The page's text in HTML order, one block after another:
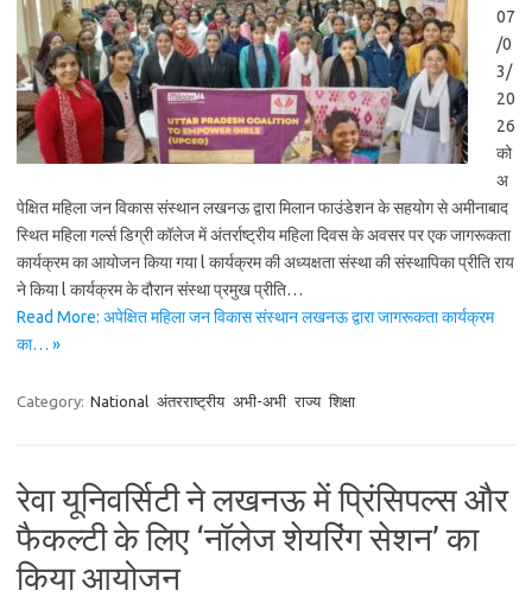
07
/0
3/
20
26
को
अ
पेक्षित महिला जन विकास संस्थान लखनऊ द्वारा मिलान फाउंडेशन के सहयोग से अमीनाबाद
स्थित महिला गर्ल्स डिग्री कॉलेज में अंतर्राष्ट्रीय महिला दिवस के अवसर पर एक जागरूकता
कार्यक्रम का आयोजन किया गया l कार्यक्रम की अध्यक्षता संस्था की संस्थापिका प्रीति राय
ने किया l कार्यक्रम के दौरान संस्था प्रमुख प्रीति…
Read More: अपेक्षित महिला जन विकास संस्थान लखनऊ द्वारा जागरूकता कार्यक्रम
का… »
Category: National अंतरराष्ट्रीय अभी-अभी राज्य शिक्षा
रेवा यूनिवर्सिटी ने लखनऊ में प्रिंसिपल्स और
फैकल्टी के लिए ‘नॉलेज शेयरिंग सेशन’ का
किया आयोजन